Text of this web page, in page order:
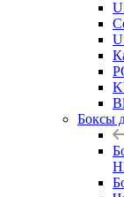
Боксы